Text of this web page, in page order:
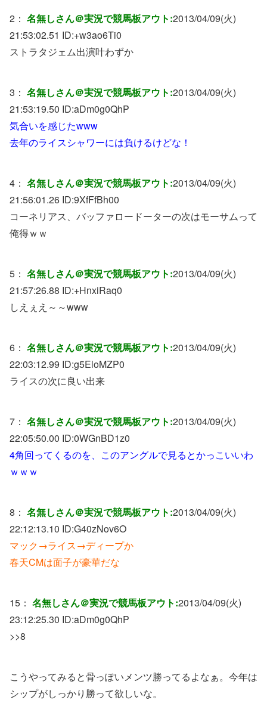
2： 名無しさん＠実況で競馬板アウト:2013/04/09(火)
21:53:02.51 ID:+w3ao6Ti0
ストラタジェム出演叶わずか
3： 名無しさん＠実況で競馬板アウト:2013/04/09(火)
21:53:19.50 ID:aDm0g0QhP
気合いを感じたwww
去年のライスシャワーには負けるけどな！
4： 名無しさん＠実況で競馬板アウト:2013/04/09(火)
21:56:01.26 ID:9XfFfBh00
コーネリアス、バッファロードーターの次はモーサムって
俺得ｗｗ
5： 名無しさん＠実況で競馬板アウト:2013/04/09(火)
21:57:26.88 ID:+HnxiRaq0
しえぇえ～～www
6： 名無しさん＠実況で競馬板アウト:2013/04/09(火)
22:03:12.99 ID:g5EloMZP0
ライスの次に良い出来
7： 名無しさん＠実況で競馬板アウト:2013/04/09(火)
22:05:50.00 ID:0WGnBD1z0
4角回ってくるのを、このアングルで見るとかっこいいわ
ｗｗｗ
8： 名無しさん＠実況で競馬板アウト:2013/04/09(火)
22:12:13.10 ID:G40zNov6O
マック→ライス→ディープか
春天CMは面子が豪華だな
15： 名無しさん＠実況で競馬板アウト:2013/04/09(火)
23:12:25.30 ID:aDm0g0QhP
>>8
こうやってみると骨っぽいメンツ勝ってるよなぁ。今年は
シップがしっかり勝って欲しいな。